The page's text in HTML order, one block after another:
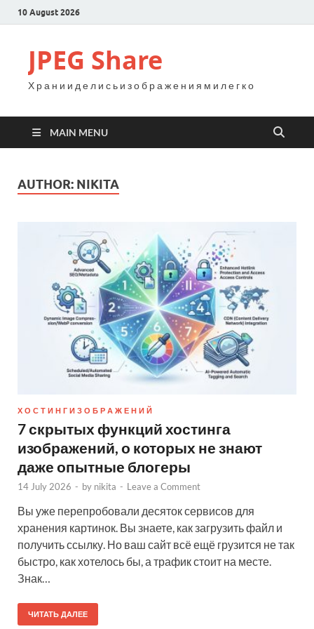
10 August 2026
JPEG Share
Х р а н и и д е л и с ь и з о б р а ж е н и я м и л е г к о
MAIN MENU
AUTHOR: NIKITA
Х О С Т И Н Г И З О Б Р А Ж Е Н И Й
7 скрытых функций хостинга
изображений, о которых не знают
даже опытные блогеры
14 July 2026 - by nikita - Leave a Comment
Вы уже перепробовали десяток сервисов для
хранения картинок. Вы знаете, как загрузить файл и
получить ссылку. Но ваш сайт всё ещё грузится не так
быстро, как хотелось бы, а трафик стоит на месте.
Знак…
ЧИТАТЬ ДАЛЕЕ